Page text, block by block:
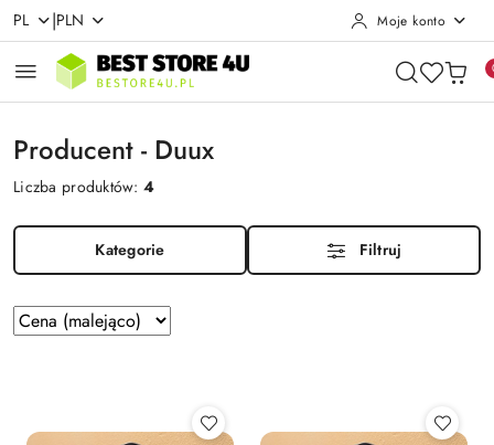
Przejdź do treści głównej
Przejdź do wyszukiwarki
Przejdź do moje konto
Przejdź do menu głównego
Przejdź do stopki
PL |PLN Moje konto
Producent - Duux
Liczba produktów:4
Kategorie Filtruj
Zastosowano
sortowanie:
Sortuj
według